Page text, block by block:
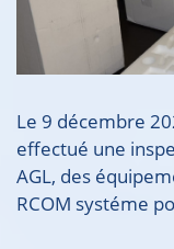
Le 9 décembre
effectué une
AGL, des
RCOM systéme